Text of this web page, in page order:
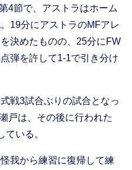
4節で、アストラはホーム
19分にアストラのMFアレ
決めたものの、25分にFW
弾を許して1-1で引き分け
戦3試合ぶりの試合となっ
戸は、その後に行われた
ている。
我から練習に復帰して練